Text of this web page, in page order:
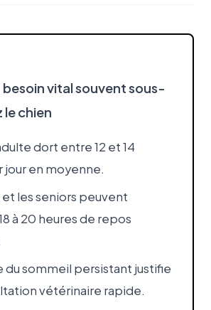
besoin vital souvent sous-
le chien
dort entre 12 et 14
jour en moyenne.
et les seniors peuvent
à 20 heures de repos
du sommeil persistant justifie
vétérinaire rapide.